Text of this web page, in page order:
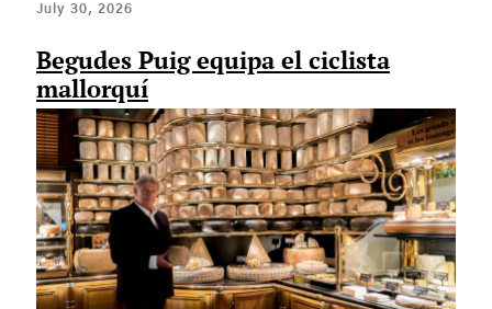
July 30, 2026
Begudes Puig equipa el ciclista
mallorquí